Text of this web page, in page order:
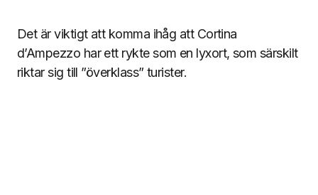
Det är viktigt att komma ihåg att Cortina
d’Ampezzo har ett rykte som en lyxort, som särskilt
riktar sig till ”överklass” turister.